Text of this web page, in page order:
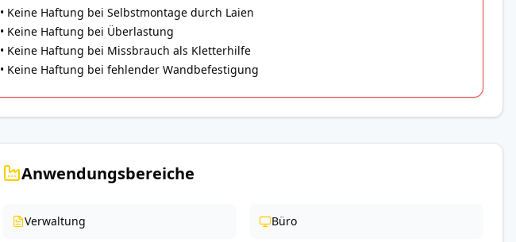
• Keine Haftung bei Selbstmontage durch Laien
• Keine Haftung bei Überlastung
• Keine Haftung bei Missbrauch als Kletterhilfe
• Keine Haftung bei fehlender Wandbefestigung
Anwendungsbereiche
Verwaltung Büro